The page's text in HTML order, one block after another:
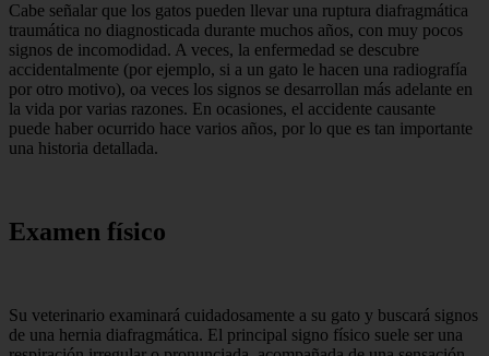
Cabe señalar que los gatos pueden llevar una ruptura diafragmática
traumática no diagnosticada durante muchos años, con muy pocos
signos de incomodidad. A veces, la enfermedad se descubre
accidentalmente (por ejemplo, si a un gato le hacen una radiografía
por otro motivo), oa veces los signos se desarrollan más adelante en
la vida por varias razones. En ocasiones, el accidente causante
puede haber ocurrido hace varios años, por lo que es tan importante
una historia detallada.
Examen físico
Su veterinario examinará cuidadosamente a su gato y buscará signos
de una hernia diafragmática. El principal signo físico suele ser una